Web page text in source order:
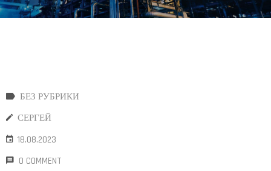
БЕЗ РУБРИКИ
СЕРГЕЙ
18.08.2023
0 COMMENT